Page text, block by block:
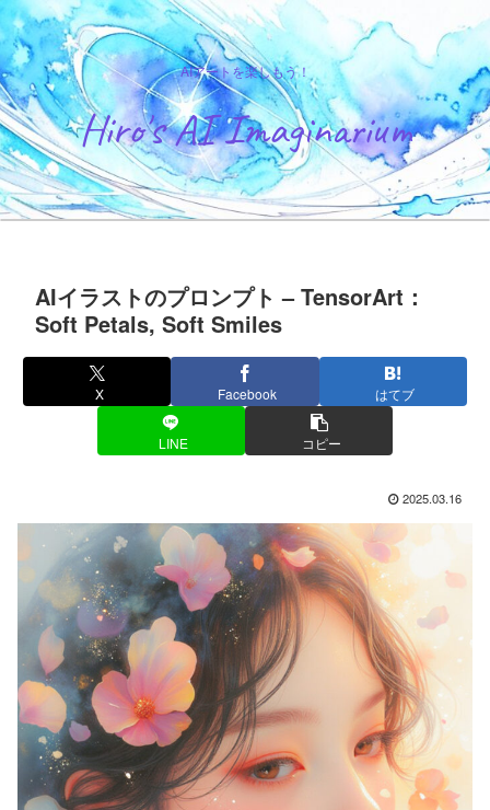
AIアートを楽しもう！
Hiro's AI Imaginarium
AIイラストのプロンプト – TensorArt：
Soft Petals, Soft Smiles
X Facebook はてブ
LINE コピー
2025.03.16